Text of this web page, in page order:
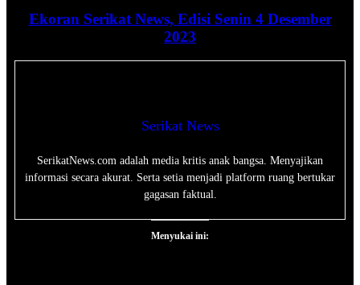
Ekoran Serikat News, Edisi Senin 4 Desember
2023
Serikat News
SerikatNews.com adalah media kritis anak bangsa. Menyajikan
informasi secara akurat. Serta setia menjadi platform ruang bertukar
gagasan faktual.
Menyukai ini: